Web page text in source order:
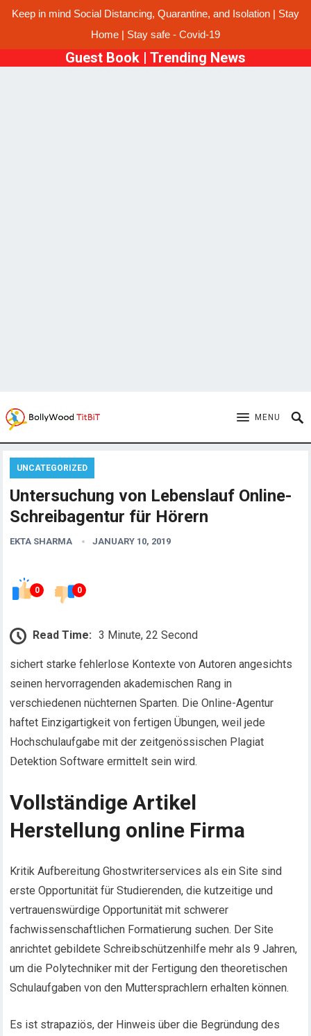
Keep in mind Social Distancing, Quarantine, and Isolation | Stay
Home | Stay safe - Covid-19
Guest Book | Trending News
MENU
UNCATEGORIZED
Untersuchung von Lebenslauf Online-
Schreibagentur für Hörern
EKTA SHARMA JANUARY 10, 2019
0 0
Read Time: 3 Minute, 22 Second
sichert starke fehlerlose Kontexte von Autoren angesichts
seinen hervorragenden akademischen Rang in
verschiedenen nüchternen Sparten. Die Online-Agentur
haftet Einzigartigkeit von fertigen Übungen, weil jede
Hochschulaufgabe mit der zeitgenössischen Plagiat
Detektion Software ermittelt sein wird.
Vollständige Artikel
Herstellung online Firma
Kritik Aufbereitung Ghostwriterservices als ein Site sind
erste Opportunität für Studierenden, die kutzeitige und
vertrauenswürdige Opportunität mit schwerer
fachwissenschaftlichen Formatierung suchen. Der Site
anrichtet gebildete Schreibschützenhilfe mehr als 9 Jahren,
um die Polytechniker mit der Fertigung den theoretischen
Schulaufgaben von den Muttersprachlern erhalten können.
Es ist strapaziös, der Hinweis über die Begründung des